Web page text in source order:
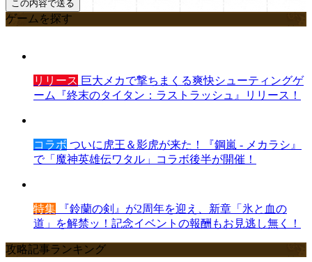
ゲームを探す
リリース 巨大メカで撃ちまくる爽快シューティングゲ
ーム『終末のタイタン：ラストラッシュ』リリース！
コラボ ついに虎王＆影虎が来た！『鋼嵐 - メカラシ』
で「魔神英雄伝ワタル」コラボ後半が開催！
特集 『鈴蘭の剣』が2周年を迎え、新章「氷と血の
道」を解禁ッ！記念イベントの報酬もお見逃し無く！
攻略記事ランキング